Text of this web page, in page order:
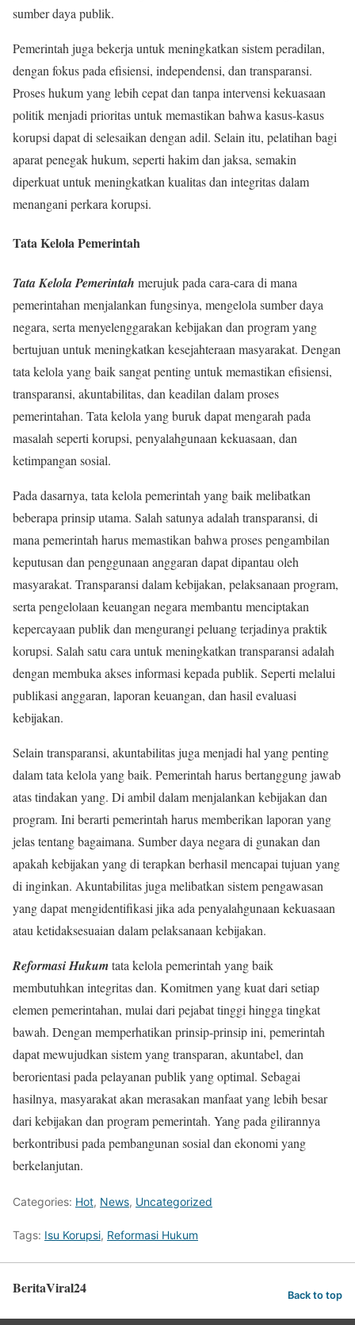
sumber daya publik.
Pemerintah juga bekerja untuk meningkatkan sistem peradilan,
dengan fokus pada efisiensi, independensi, dan transparansi.
Proses hukum yang lebih cepat dan tanpa intervensi kekuasaan
politik menjadi prioritas untuk memastikan bahwa kasus-kasus
korupsi dapat di selesaikan dengan adil. Selain itu, pelatihan bagi
aparat penegak hukum, seperti hakim dan jaksa, semakin
diperkuat untuk meningkatkan kualitas dan integritas dalam
menangani perkara korupsi.
Tata Kelola Pemerintah
Tata Kelola Pemerintah merujuk pada cara-cara di mana
pemerintahan menjalankan fungsinya, mengelola sumber daya
negara, serta menyelenggarakan kebijakan dan program yang
bertujuan untuk meningkatkan kesejahteraan masyarakat. Dengan
tata kelola yang baik sangat penting untuk memastikan efisiensi,
transparansi, akuntabilitas, dan keadilan dalam proses
pemerintahan. Tata kelola yang buruk dapat mengarah pada
masalah seperti korupsi, penyalahgunaan kekuasaan, dan
ketimpangan sosial.
Pada dasarnya, tata kelola pemerintah yang baik melibatkan
beberapa prinsip utama. Salah satunya adalah transparansi, di
mana pemerintah harus memastikan bahwa proses pengambilan
keputusan dan penggunaan anggaran dapat dipantau oleh
masyarakat. Transparansi dalam kebijakan, pelaksanaan program,
serta pengelolaan keuangan negara membantu menciptakan
kepercayaan publik dan mengurangi peluang terjadinya praktik
korupsi. Salah satu cara untuk meningkatkan transparansi adalah
dengan membuka akses informasi kepada publik. Seperti melalui
publikasi anggaran, laporan keuangan, dan hasil evaluasi
kebijakan.
Selain transparansi, akuntabilitas juga menjadi hal yang penting
dalam tata kelola yang baik. Pemerintah harus bertanggung jawab
atas tindakan yang. Di ambil dalam menjalankan kebijakan dan
program. Ini berarti pemerintah harus memberikan laporan yang
jelas tentang bagaimana. Sumber daya negara di gunakan dan
apakah kebijakan yang di terapkan berhasil mencapai tujuan yang
di inginkan. Akuntabilitas juga melibatkan sistem pengawasan
yang dapat mengidentifikasi jika ada penyalahgunaan kekuasaan
atau ketidaksesuaian dalam pelaksanaan kebijakan.
Reformasi Hukumtata kelola pemerintah yang baik
membutuhkan integritas dan. Komitmen yang kuat dari setiap
elemen pemerintahan, mulai dari pejabat tinggi hingga tingkat
bawah. Dengan memperhatikan prinsip-prinsip ini, pemerintah
dapat mewujudkan sistem yang transparan, akuntabel, dan
berorientasi pada pelayanan publik yang optimal. Sebagai
hasilnya, masyarakat akan merasakan manfaat yang lebih besar
dari kebijakan dan program pemerintah. Yang pada gilirannya
berkontribusi pada pembangunan sosial dan ekonomi yang
berkelanjutan.
Categories: Hot, News, Uncategorized
Tags: Isu Korupsi, Reformasi Hukum
BeritaViral24 Back to top